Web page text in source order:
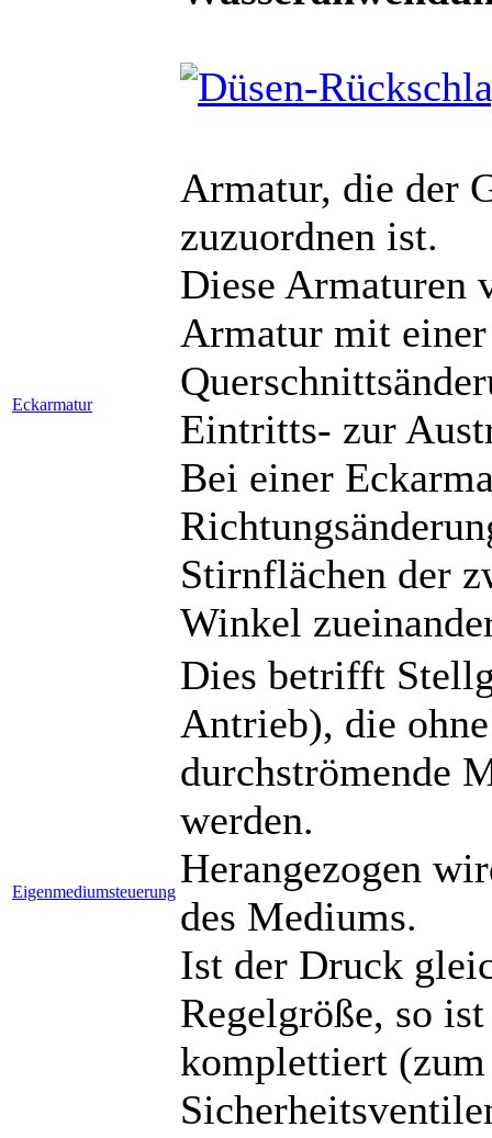
Eckarmatur
Armatur, die der
zuzuordnen ist.
Diese Armaturen
Armatur mit
Eintritts- zur
Bei einer
Stirnflächen der
Winkel
Eigenmediumsteuerung
Dies betrifft
Antrieb), die
durchströmende
werden.
Herangezogen
des Mediums.
Ist der Druck
Regelgröße, so
komplettiert